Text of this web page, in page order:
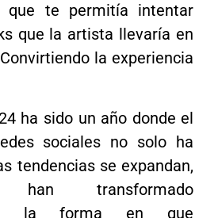
que te permitía intentar
que la artista llevaría en
la experiencia
ha sido un año donde el
sociales no solo ha
tendencias se expandan,
transformado
la forma en que